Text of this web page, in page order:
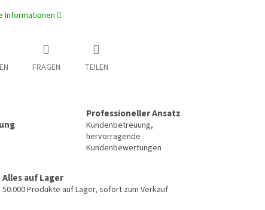
Informationen
FRAGEN TEILEN
Professioneller Ansatz
Kundenbetreuung,
hervorragende
Kundenbewertungen
Alles auf Lager
50.000 Produkte auf Lager, sofort zum Verkauf